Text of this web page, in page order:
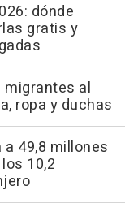
dónde
gratis y
migrantes al
ropa y duchas
49,8 millones
10,2